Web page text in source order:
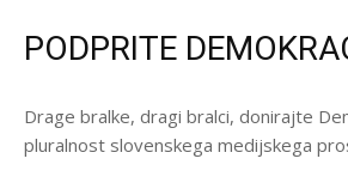
PODPRITE
Drage bralke, dragi bralci, donirajte
pluralnost slovenskega medijskega